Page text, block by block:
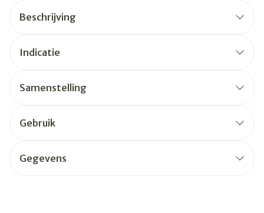
Beschrijving
Indicatie
Samenstelling
Gebruik
Gegevens